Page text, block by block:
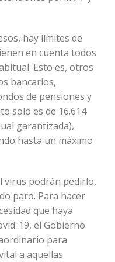
hay límites de
en cuenta todos
Esto es, otros
bancarios,
de pensiones y
solo es de 16.614
garantizada),
hasta un máximo
virus podrán pedirlo,
paro. Para hacer
que haya
19, el Gobierno
para
a aquellas